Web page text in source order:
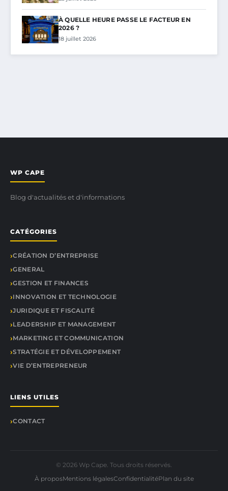
À QUELLE HEURE PASSE LE FACTEUR EN
2026 ?
18 juillet 2026
WP CAPE
Blog d'actualités et d'informations
CATÉGORIES
CRÉATION D’ENTREPRISE
GENERAL
GESTION ET FINANCES
INNOVATION ET TECHNOLOGIE
JURIDIQUE ET FISCALITÉ
LEADERSHIP ET MANAGEMENT
MARKETING ET COMMUNICATION
STRATÉGIE ET DÉVELOPPEMENT
VIE D’ENTREPRENEUR
LIENS UTILES
CONTACT
© 2026 Wp Cape. Tous droits réservés.
À proposMentions légalesConfidentialitéPlan du site